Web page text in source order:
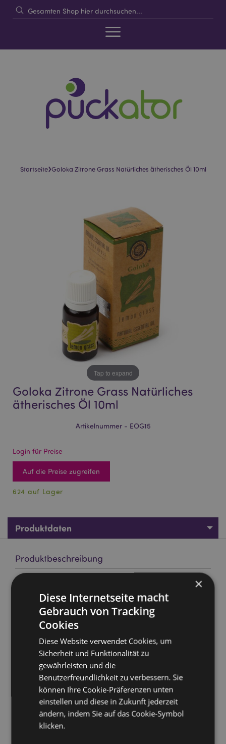
Startseite›Goloka Zitrone Grass Natürliches ätherisches Öl 10ml
Tap to expand
Goloka Zitrone Grass Natürliches
ätherisches Öl 10ml
Artikelnummer - EOG15
Login für Preise
Auf die Preise zugreifen
624 auf Lager
Produktdaten
Produktbeschreibung
Material: 100% reines Natürliches ätherisches Öl
Marke:Goloka
Verpackung:10ml Flasche
Vegan: Ja
Tierversuchsfrei:
Keine Kinderabreit:Ja
Produkttressourcen:
Möchten Sie mehr über den Einkauf bei Puckator
erfahren?
×
Diese Internetseite macht
Gebrauch von Tracking
Cookies
Diese Website verwendet Cookies, um
Sicherheit und Funktionalität zu
gewährleisten und die
Benutzerfreundlichkeit zu verbessern. Sie
können Ihre Cookie-Präferenzen unten
einstellen und diese in Zukunft jederzeit
ändern, indem Sie auf das Cookie-Symbol
klicken.